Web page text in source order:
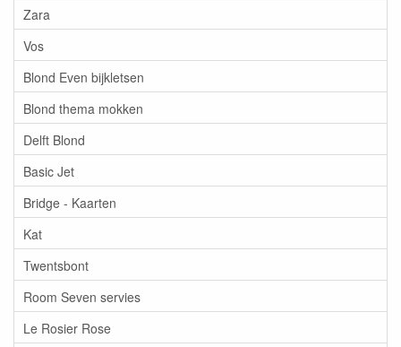
Zara
Vos
Blond Even bijkletsen
Blond thema mokken
Delft Blond
Basic Jet
Bridge - Kaarten
Kat
Twentsbont
Room Seven servies
Le Rosier Rose